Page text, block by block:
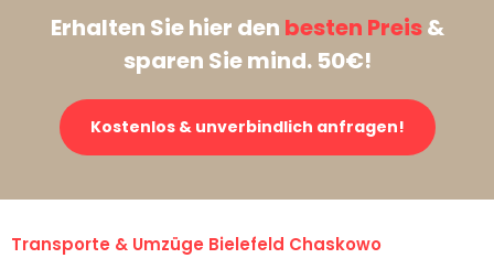
Erhalten Sie hier den besten Preis&
sparen Sie mind. 50€!
Kostenlos & unverbindlich anfragen!
Transporte & Umzüge Bielefeld Chaskowo